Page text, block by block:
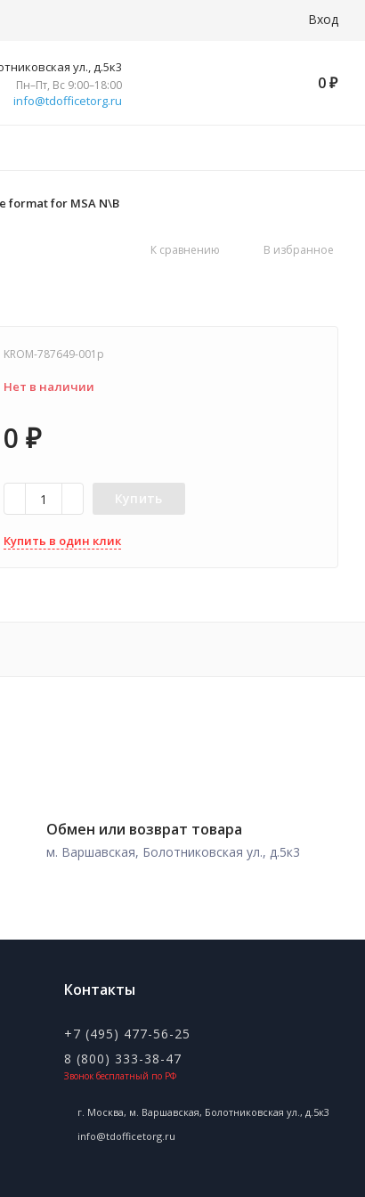
Вход
ул., д.5к3
Пн–Пт, Вс 9:00–18:00
info@tdofficetorg.ru
0 ₽
format for MSA N\B
К сравнению В избранное
KROM-787649-001p
Нет в наличии
0 ₽
Купить
Купить в один клик
Обмен или возврат товара
м. Варшавская, Болотниковская ул., д.5к3
Контакты
+7 (495) 477-56-25
8 (800) 333-38-47
Звонок бесплатный по РФ
г. Москва, м. Варшавская, Болотниковская ул., д.5к3
info@tdofficetorg.ru